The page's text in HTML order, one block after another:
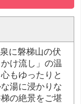
に磐梯山の伏
け流し」の温
もゆったりと
湯に浸かりな
の絶景をご堪